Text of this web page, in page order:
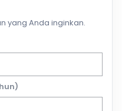
yang Anda inginkan.